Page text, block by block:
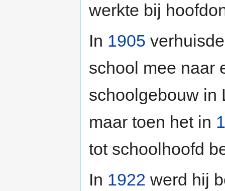
werkte bij
In 1905
school mee naar
schoolgebouw in
maar toen het in
tot schoolhoofd
In 1922 werd hij